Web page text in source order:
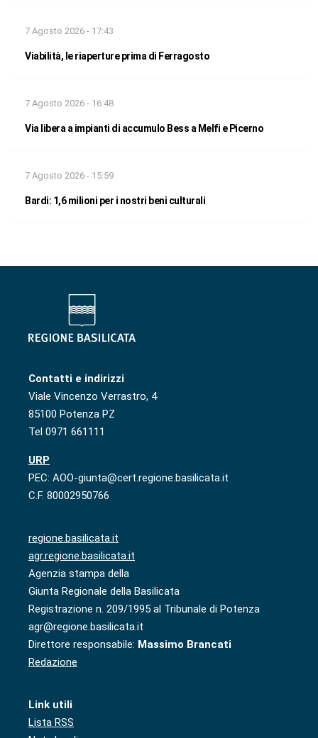
7 Agosto 2026 - 17:43
Viabilità, le riaperture prima di Ferragosto
7 Agosto 2026 - 16:48
Via libera a impianti di accumulo Bess a Melfi e Picerno
7 Agosto 2026 - 15:59
Bardi: 1,6 milioni per i nostri beni culturali
Contatti e indirizzi
Viale Vincenzo Verrastro, 4
85100 Potenza PZ
Tel 0971 661111
URP
PEC: AOO-giunta@cert.regione.basilicata.it
C.F. 80002950766
regione.basilicata.it
agr.regione.basilicata.it
Agenzia stampa della
Giunta Regionale della Basilicata
Registrazione n. 209/1995 al Tribunale di Potenza
agr@regione.basilicata.it
Direttore responsabile: Massimo Brancati
Redazione
Link utili
Lista RSS